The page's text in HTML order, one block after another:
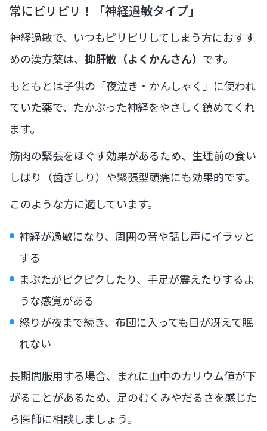
常にピリピリ！「神経過敏タイプ」
神経過敏で、いつもピリピリしてしまう方におすす
めの漢方薬は、 抑肝散（よくかんさん） です。
もともとは子供の「夜泣き・かんしゃく」に使われ
ていた薬で、たかぶった神経をやさしく鎮めてくれ
ます。
筋肉の緊張をほぐす効果があるため、生理前の食い
しばり（歯ぎしり）や緊張型頭痛にも効果的です。
このような方に適しています。
神経が過敏になり、周囲の音や話し声にイラッと
する
まぶたがピクピクしたり、手足が震えたりするよ
うな感覚がある
怒りが夜まで続き、布団に入っても目が冴えて眠
れない
長期間服用する場合、まれに血中のカリウム値が下
がることがあるため、足のむくみやだるさを感じた
ら医師に相談しましょう。